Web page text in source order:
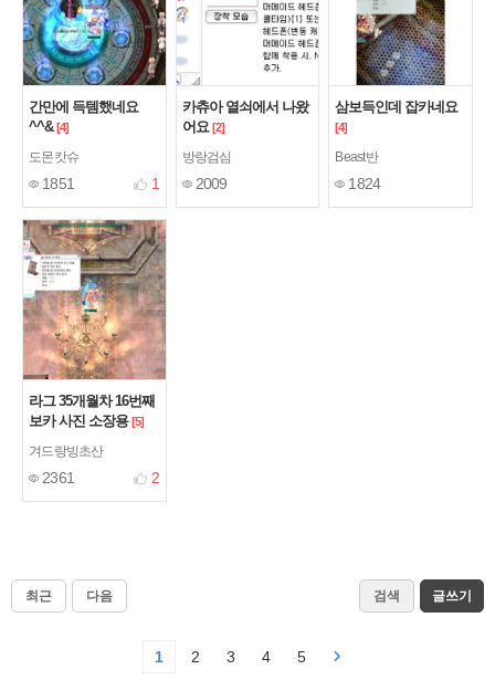
간만에 득템했네요
^^& [4]
도몬캇슈
1851 1
카츄아 열쇠에서 나왔
어요 [2]
방랑검심
2009
삼보득인데 잡카네요
[4]
Beast반
1824
라그 35개월차 16번째
보카 사진 소장용 [5]
겨드랑빙초산
2361 2
최근 다음 검색 글쓰기
1 2 3 4 5